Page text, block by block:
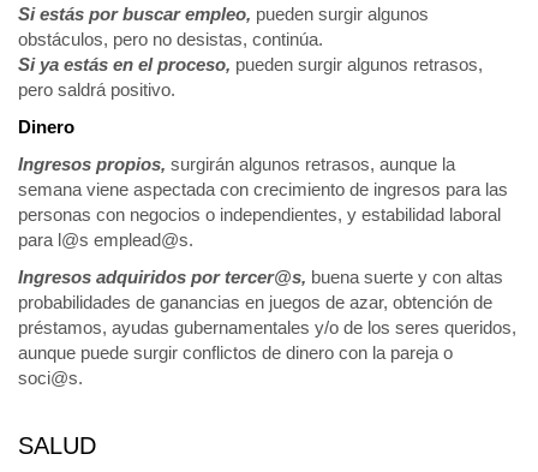
Si estás por buscar empleo, pueden surgir algunos
obstáculos, pero no desistas, continúa.
Si ya estás en el proceso, pueden surgir algunos retrasos,
pero saldrá positivo.
Dinero
Ingresos propios, surgirán algunos retrasos, aunque la
semana viene aspectada con crecimiento de ingresos para las
personas con negocios o independientes, y estabilidad laboral
para l@s emplead@s.
Ingresos adquiridos por tercer@s, buena suerte y con altas
probabilidades de ganancias en juegos de azar, obtención de
préstamos, ayudas gubernamentales y/o de los seres queridos,
aunque puede surgir conflictos de dinero con la pareja o
soci@s.
SALUD